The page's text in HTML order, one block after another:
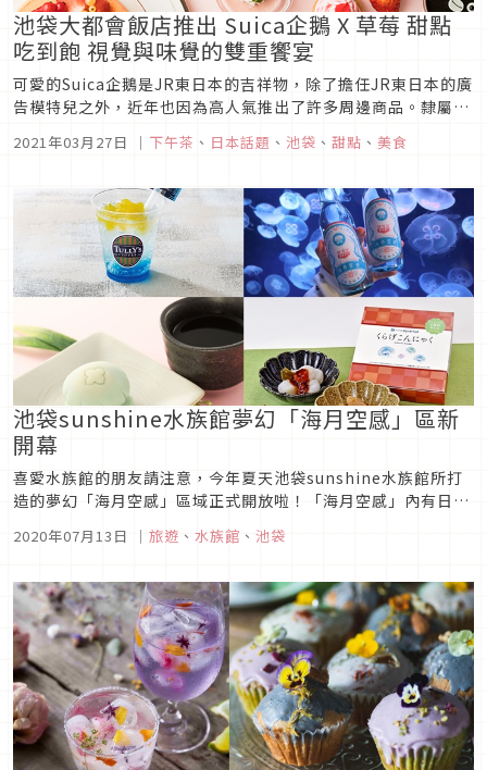
池袋大都會飯店推出 Suica企鵝 X 草莓 甜點
吃到飽 視覺與味覺的雙重饗宴
可愛的Suica企鵝是JR東日本的吉祥物，除了擔任JR東日本的廣
告模特兒之外，近年也因為高人氣推出了許多周邊商品。隸屬同
集團的JR東日本池袋大都會飯店，將於3月下旬起到4月上旬推
出10場以 Suica企鵝為主角的草莓甜點吃到飽活動，除了Suica
2021年03月27日 ｜ 下午茶 、 日本話題 、 池袋 、 甜點 、 美食
池袋sunshine水族館夢幻「海月空感」區新
開幕
喜愛水族館的朋友請注意，今年夏天池袋sunshine水族館所打
造的夢幻「海月空感」區域正式開放啦！「海月空感」內有日本
國內最大的弧形水母全景螢幕槽，還有能夠欣賞水母長長觸鬚的
展示空間，感覺光是站在前面看著水母優雅的姿態就十分療癒。
家商品，...
2020年07月13日 ｜ 旅遊 、 水族館 、 池袋